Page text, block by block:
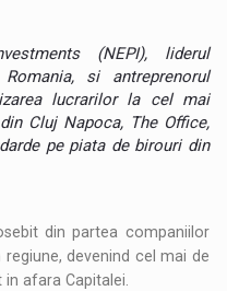
(NEPI), liderul
si antreprenorul
lucrarilor la cel mai
Cluj Napoca, The Office,
pe piata de birouri din
din partea companiilor
devenind cel mai de
afara Capitalei.